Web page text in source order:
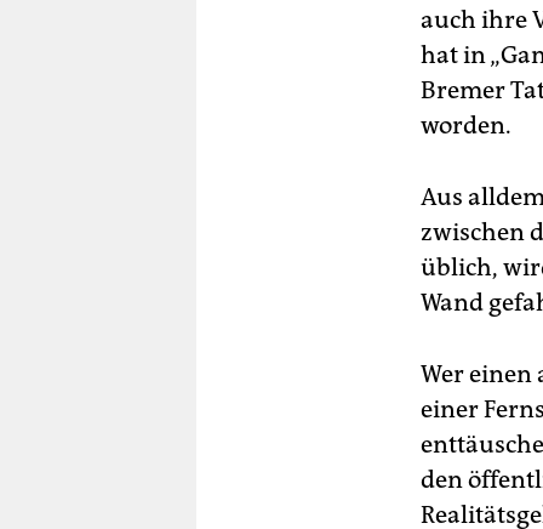
auch ihre
hat in
Bremer
worden.
Aus
zwischen
üblich,
Wand
Wer einen
einer
den